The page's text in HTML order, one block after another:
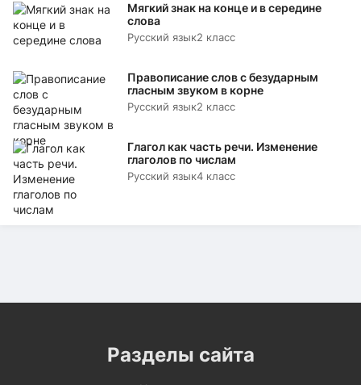
Мягкий знак на конце и в середине
слова
Русский язык2 класс
Правописание слов с безударным
гласным звуком в корне
Русский язык2 класс
Глагол как часть речи. Изменение
глаголов по числам
Русский язык4 класс
Разделы сайта